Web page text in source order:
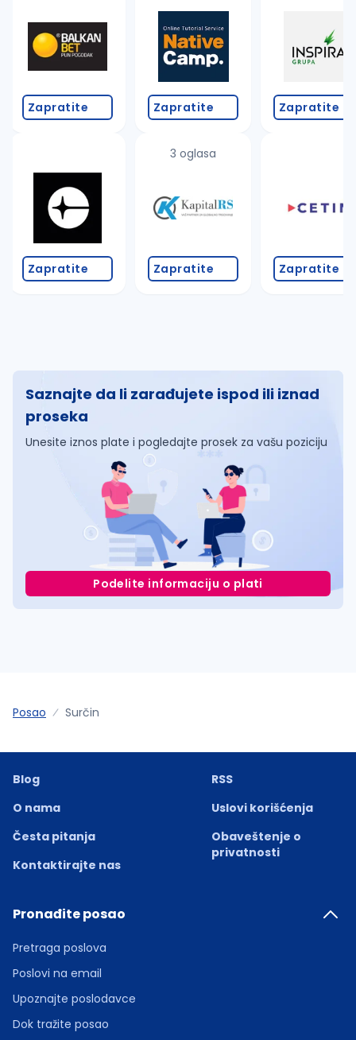
Takođe možete da:
proverite pravopisne greške (koristite č, ć, š, đ,
povećajte radijus za odabrani grad
promenite odabrane filtere pretrage
Zapratite
Zapratite
Zapratite
3 oglasa
Zapratite
Zapratite
Zapratite
Saznajte da li zarađujete ispod ili iznad
proseka
Unesite iznos plate i pogledajte prosek za vašu poziciju
Podelite informaciju o plati
Posao Surčin
Blog
O nama
Česta pitanja
Kontaktirajte nas
RSS
Uslovi korišćenja
Obaveštenje o
privatnosti
Pronađite posao
Pretraga poslova
Poslovi na email
Upoznajte poslodavce
Dok tražite posao